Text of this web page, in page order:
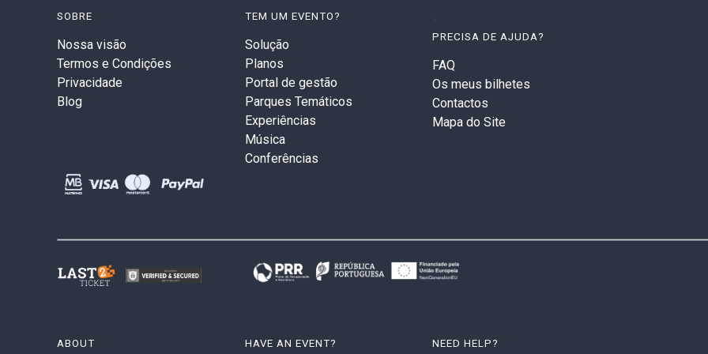
SOBRE
Nossa visão
Termos e Condições
Privacidade
Blog
TEM UM EVENTO?
Solução
Planos
Portal de gestão
Parques Temáticos
Experiências
Música
Conferências
PRECISA DE AJUDA?
FAQ
Os meus bilhetes
Contactos
Mapa do Site
ABOUT HAVE AN EVENT? NEED HELP?